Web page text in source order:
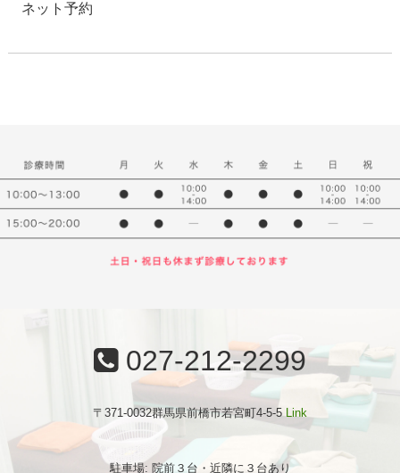
ネット予約
027-212-2299
〒371-0032群馬県前橋市若宮町4-5-5Link
駐車場: 院前３台・近隣に３台あり